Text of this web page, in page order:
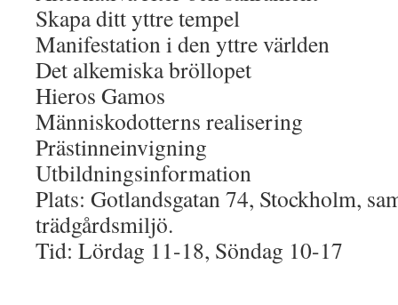
Skapa ditt yttre tempel
Manifestation i den yttre världen
Det alkemiska bröllopet
Hieros Gamos
Människodotterns realisering
Prästinneinvigning
Utbildningsinformation
Plats: Gotlandsgatan 74, Stockholm,
trädgårdsmiljö.
Tid: Lördag 11-18, Söndag 10-17